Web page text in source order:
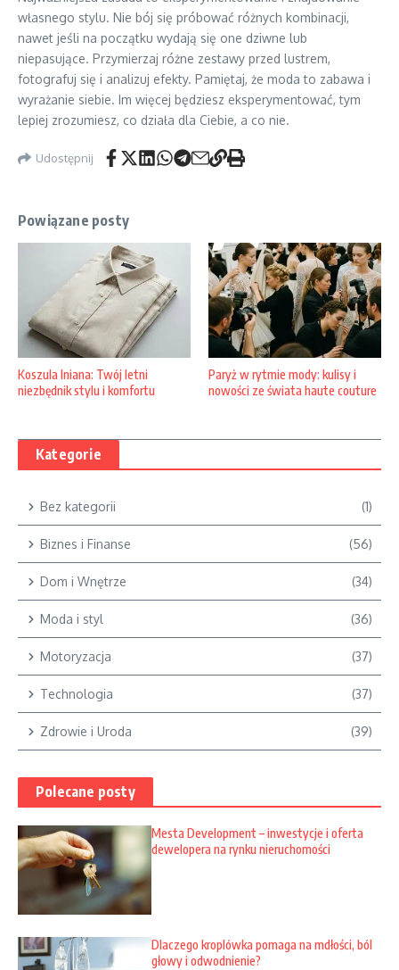
własnego stylu. Nie bój się próbować różnych kombinacji,
nawet jeśli na początku wydają się one dziwne lub
niepasujące. Przymierzaj różne zestawy przed lustrem,
fotografuj się i analizuj efekty. Pamiętaj, że moda to zabawa i
wyrażanie siebie. Im więcej będziesz eksperymentować, tym
lepiej zrozumiesz, co działa dla Ciebie, a co nie.
Udostępnij
Powiązane posty
Koszula lniana: Twój letni
niezbędnik stylu i komfortu
Paryż w rytmie mody: kulisy i
nowości ze świata haute couture
Kategorie
Bez kategorii (1)
Biznes i Finanse (56)
Dom i Wnętrze (34)
Moda i styl (36)
Motoryzacja (37)
Technologia (37)
Zdrowie i Uroda (39)
Polecane posty
Mesta Development – inwestycje i oferta
dewelopera na rynku nieruchomości
Dlaczego kroplówka pomaga na mdłości, ból
głowy i odwodnienie?